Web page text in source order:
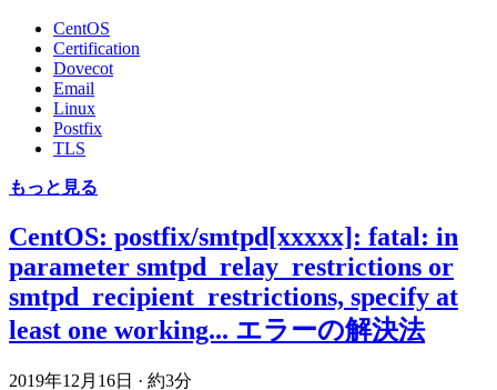
CentOS
Certification
Dovecot
Email
Linux
Postfix
TLS
もっと見る
CentOS: postfix/smtpd[xxxxx]: fatal: in
parameter smtpd_relay_restrictions or
smtpd_recipient_restrictions, specify at
least one working... エラーの解決法
2019年12月16日 · 約3分